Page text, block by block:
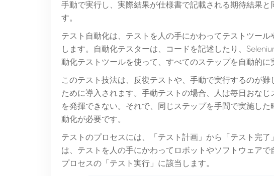
手動で実行し、実際結果が仕様書で記載される期待結果
す。
テスト自動化は、テストを人の手にかわってテストツー
します。自動化テスターは、コードを記述したり、
動化テストツールを使って、すべてのステップを自動的に
このテスト技法は、反復テストや、手動で実行するのが
ために導入されます。手動テストの場合、人は毎日おな
を発揮できない。それで、同じステップを手間で実施し
動化が必要です。
テストのプロセスには、「テスト計画」から「テスト完
は、テストを人の手にかわってロボットやソフトウェア
プロセスの「テスト実行」に該当します。